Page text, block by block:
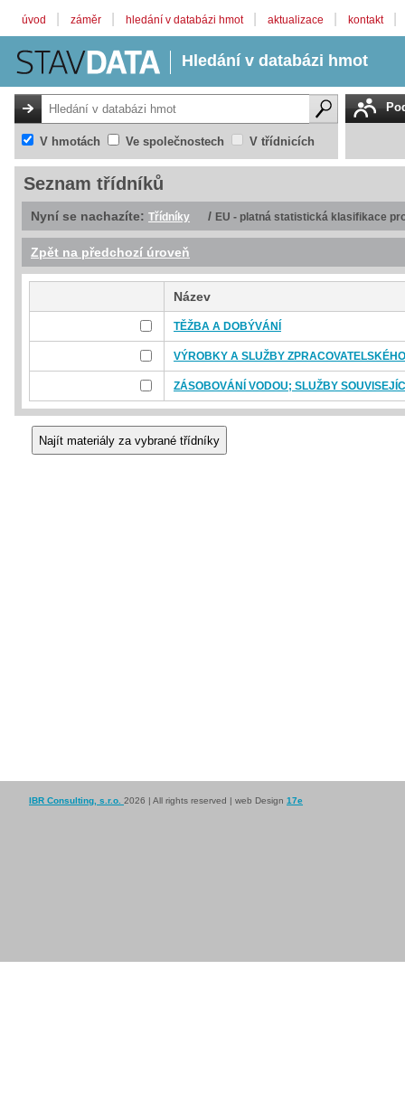
úvod záměr hledání v databázi hmot aktualizace kontakt
Hledání v databázi hmot
V hmotách Ve společnostech V třídnicích
Seznam třídníků
Nyní se nachazíte: Třídníky / EU - platná statistická klasifikace
Zpět na předchozí úroveň
Název
TĚŽBA A DOBÝVÁNÍ
VÝROBKY A SLUŽBY
ZÁSOBOVÁNÍ VODOU; SLUŽBY
IBR Consulting, s.r.o. 2026 | All rights reserved | web Design 17e